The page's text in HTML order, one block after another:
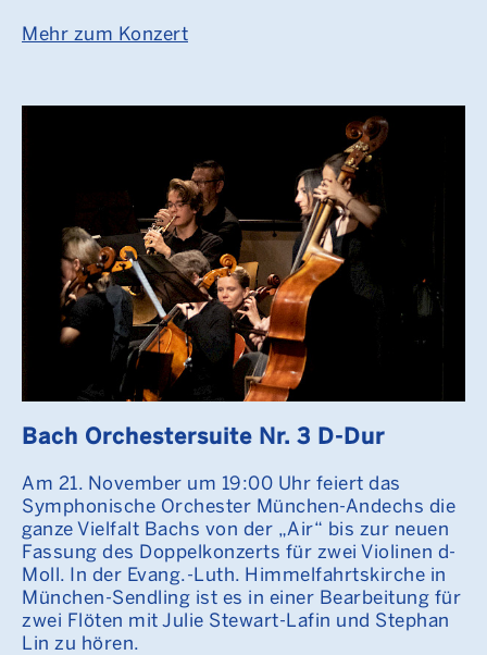
Mehr zum Konzert
Bach Orchestersuite Nr. 3 D-Dur
Am 21. November um 19:00 Uhr feiert das
Symphonische Orchester München-Andechs die
ganze Vielfalt Bachs von der „Air“ bis zur neuen
Fassung des Doppelkonzerts für zwei Violinen d-
Moll. In der Evang.-Luth. Himmelfahrtskirche in
München-Sendling ist es in einer Bearbeitung für
zwei Flöten mit Julie Stewart-Lafin und Stephan
Lin zu hören.